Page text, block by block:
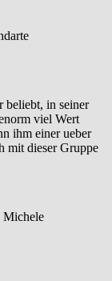
beliebt, in seiner
viel Wert
ihm einer ueber
mit dieser Gruppe
Michele